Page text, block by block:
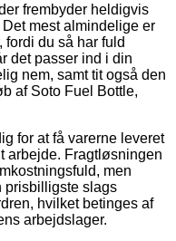
frembyder heldigvis
mest almindelige er
du så har fuld
det passer ind i din
nem, samt tit også den
af Soto Fuel Bottle,
for at få varerne leveret
arbejde. Fragtløsningen
men
prisbilligste slags
hvilket betinges af
arbejdslager.